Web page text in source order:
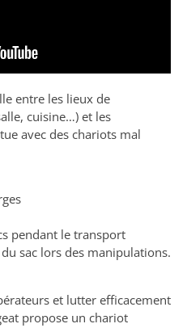
entre les lieux de
cuisine…) et les
avec des chariots mal
pendant le transport
sac lors des manipulations.
et lutter efficacement
propose un chariot